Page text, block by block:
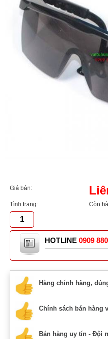
Giá bán:
Tình trạng: Còn
HOTLINE 0909
Hàng chính hãng,
Chính sách bán hàng
Bán hàng uy tín - Đội